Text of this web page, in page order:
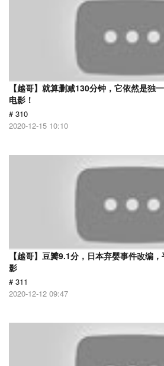
【越哥】就算删减130分钟，它依然是独
电影！
# 310
2020-12-15 10:10
【越哥】豆瓣9.1分，日本弃婴事件改编
影
# 311
2020-12-12 09:47